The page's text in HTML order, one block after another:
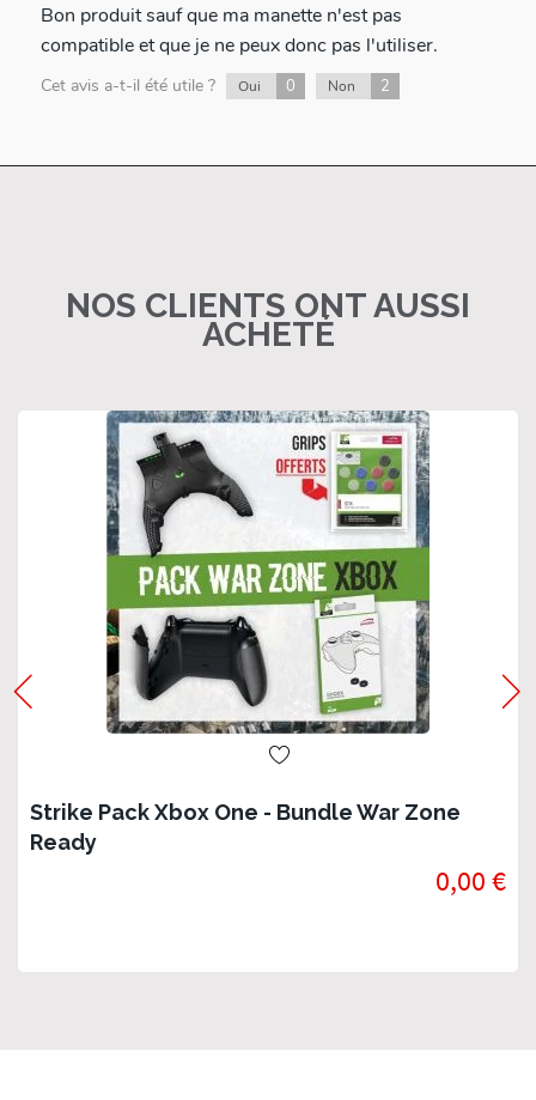
Bon produit sauf que ma manette n'est pas
compatible et que je ne peux donc pas l'utiliser.
Cet avis a-t-il été utile ? Oui 0 Non 2
NOS CLIENTS ONT AUSSI
ACHETÉ
Strike Pack Xbox One - Bundle War Zone
Ready
0,00 €